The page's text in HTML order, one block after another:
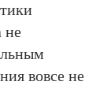
не
вовсе не